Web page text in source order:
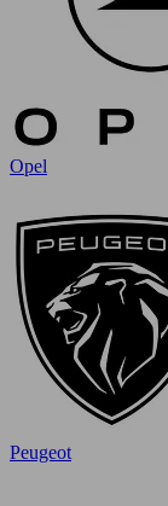
Opel
Peugeot